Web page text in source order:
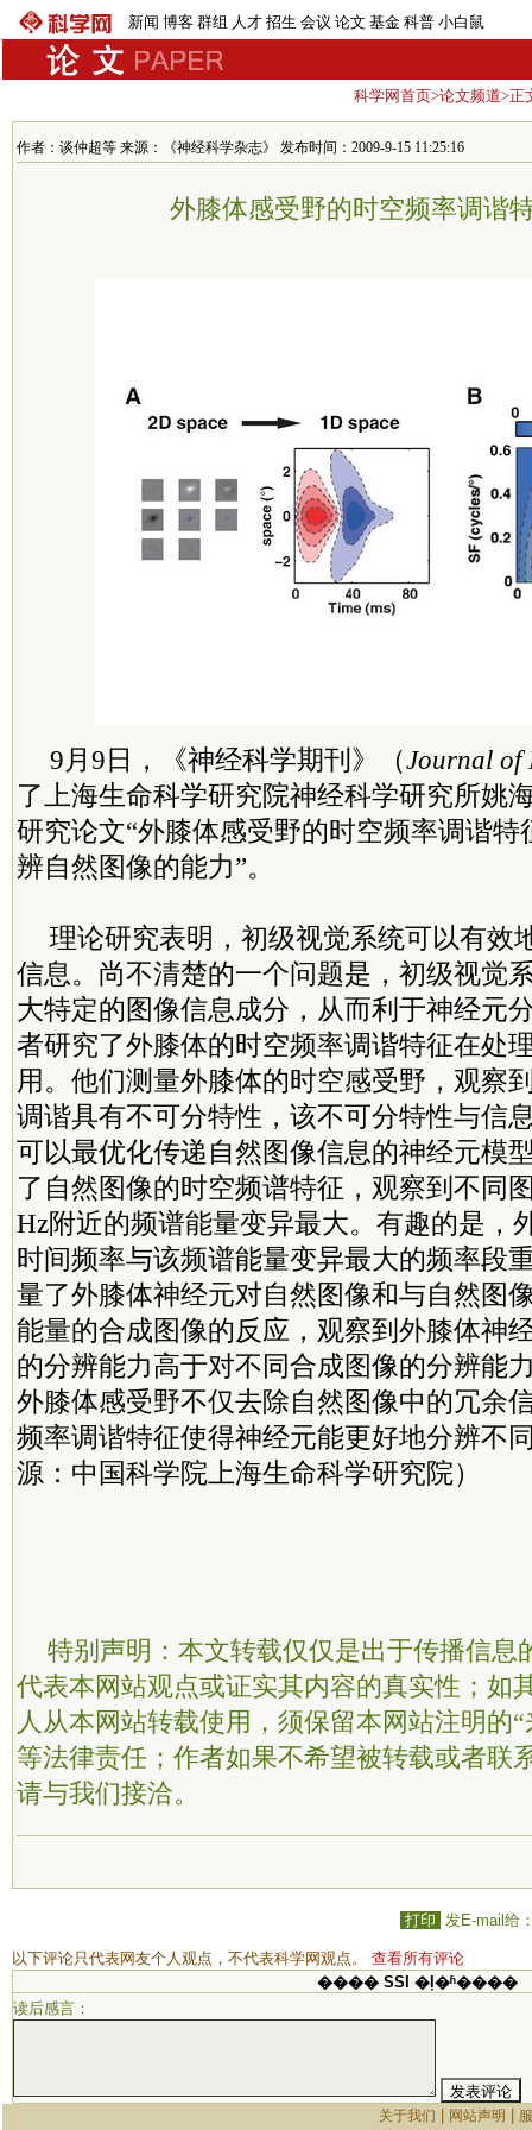
新闻 博客 群组 人才 招生 会议 论文 基金 科普 小白鼠
科学网首页>论文频道>正
作者：谈仲超等 来源：《神经科学杂志》 发布时间：2009-9-15 11:25:16
外膝体感受野的时空频率调谐
9月9日，《神经科学期刊》（Journal of
了上海生命科学研究院神经科学研究所姚
研究论文“外膝体感受野的时空频率调谐
辨自然图像的能力”。
理论研究表明，初级视觉系统可以有效
信息。尚不清楚的一个问题是，初级视觉
大特定的图像信息成分，从而利于神经元
者研究了外膝体的时空频率调谐特征在处
用。他们测量外膝体的时空感受野，观察
调谐具有不可分特性，该不可分特性与信
可以最优化传递自然图像信息的神经元模
了自然图像的时空频谱特征，观察到不同
Hz附近的频谱能量变异最大。有趣的是，
时间频率与该频谱能量变异最大的频率段
量了外膝体神经元对自然图像和与自然图
能量的合成图像的反应，观察到外膝体神
的分辨能力高于对不同合成图像的分辨能
外膝体感受野不仅去除自然图像中的冗余
频率调谐特征使得神经元能更好地分辨不
源：中国科学院上海生命科学研究院）
特别声明：本文转载仅仅是出于传播信息
代表本网站观点或证实其内容的真实性；如
人从本网站转载使用，须保留本网站注明的
等法律责任；作者如果不希望被转载或者联
请与我们接洽。
打印 发E-mail给
以下评论只代表网友个人观点，不代表科学网观点。 查看所有评论
���� SSI �ļ�ʱ����
读后感言：
关于我们 网站声明